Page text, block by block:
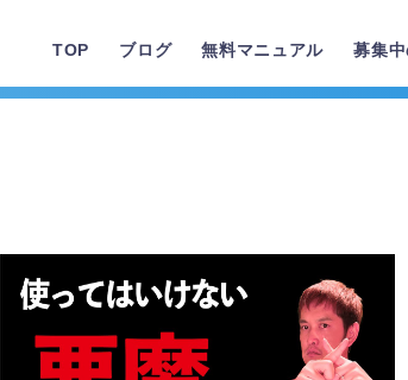
TOP ブログ 無料マニュアル 募集